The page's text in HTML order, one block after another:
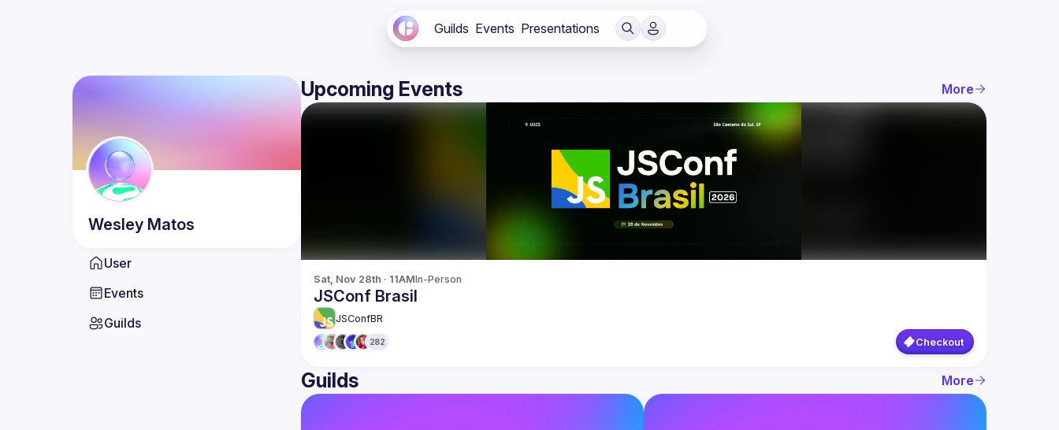
Guilds Events Presentations
Wesley Matos
User
Events
Guilds
Upcoming Events More
Sat, Nov 28th · 11AMIn-Person
JSConf Brasil
JSConfBR
282 Checkout
Guilds More